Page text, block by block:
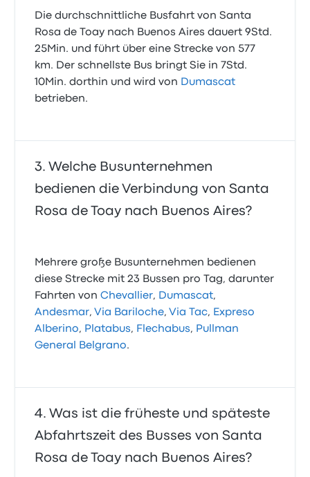
Die durchschnittliche Busfahrt von Santa
Rosa de Toay nach Buenos Aires dauert 9Std.
25Min. und führt über eine Strecke von 577
km. Der schnellste Bus bringt Sie in 7Std.
10Min. dorthin und wird von Dumascat
betrieben.
Welche Busunternehmen
bedienen die Verbindung von Santa
Rosa de Toay nach Buenos Aires?
Mehrere große Busunternehmen bedienen
diese Strecke mit 23 Bussen pro Tag, darunter
Fahrten vonChevallier, Dumascat,
Andesmar, Via Bariloche, Via Tac, Expreso
Alberino, Platabus, Flechabus, Pullman
General Belgrano.
Was ist die früheste und späteste
Abfahrtszeit des Busses von Santa
Rosa de Toay nach Buenos Aires?